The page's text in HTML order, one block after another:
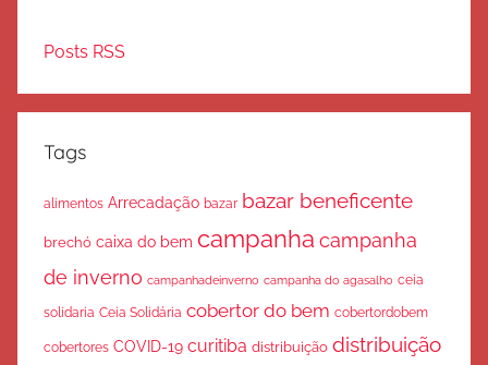
Posts RSS
Tags
alimentos Arrecadação bazar bazar beneficente
brechó caixa do bem campanha campanha
de inverno campanhadeinverno campanha do agasalho ceia
solidaria Ceia Solidária cobertor do bem cobertordobem
cobertores COVID-19 curitiba distribuição distribuição